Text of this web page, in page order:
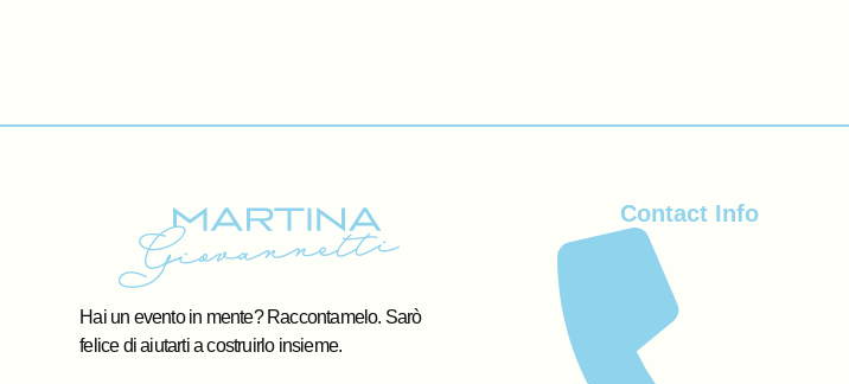
Hai un evento in mente? Raccontamelo. Sarò
felice di aiutarti a costruirlo insieme.
Contact Info